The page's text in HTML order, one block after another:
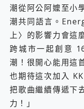
潮從阿公阿嬤至小
潮共同語言。
上〉的影響力會這
跨城市一起創意
潮！很開心能用這
也期待這次加入
把歌曲繼續傳遞下
力！」